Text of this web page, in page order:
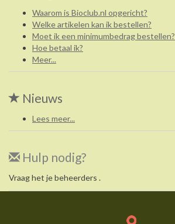
Waarom is Bioclub.nl opgericht?
Welke artikelen kan ik bestellen?
Moet ik een minimumbedrag bestellen?
Hoe betaal ik?
Meer...
Nieuws
Lees meer...
Hulp nodig?
Vraag het je beheerders .